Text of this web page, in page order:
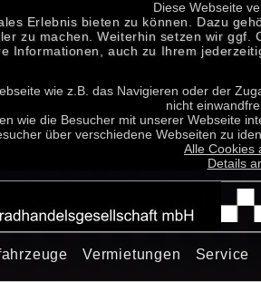
Diese Webseite
Erlebnis bieten zu können. Dazu
zu machen. Weiterhin setzen wir
Informationen, auch zu Ihrem
wie z.B. das Navigieren oder der
nicht
wie die Besucher mit unserer Webseite
über verschiedene Webseiten zu
Alle Cookies
Details
Vermietungen Service